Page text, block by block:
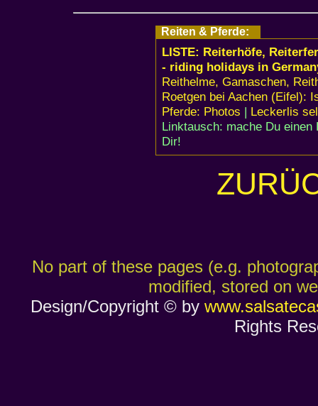
Reiten & Pferde:
LISTE: Reiterhöfe,
- riding holidays in
Reithelme, Gamaschen,
Roetgen bei Aachen (Eifel):
Pferde: Photos | Leckerlis
Linktausch: mache Du
Dir!
No part of these pages (e.g.
modified, stored on
Design/Copyright © by
Rights